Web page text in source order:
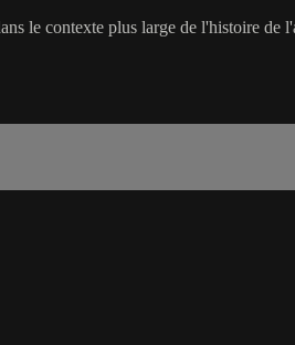
le contexte plus large de l'histoire de